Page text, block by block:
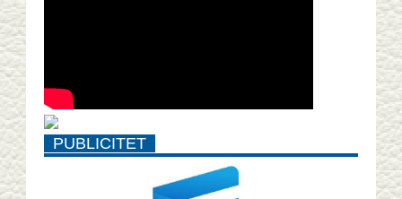
PUBLICITET